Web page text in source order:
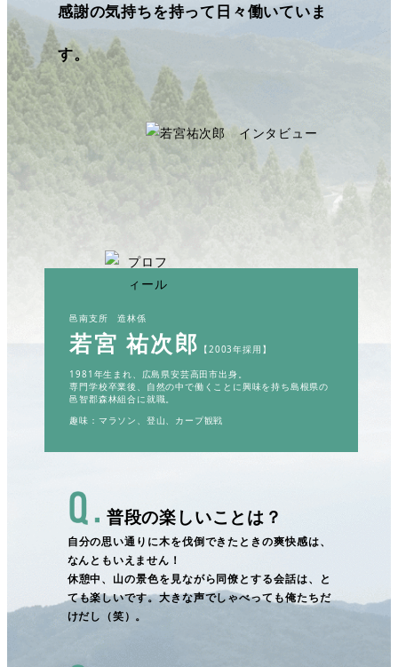
感謝の気持ちを持って日々働いていま
す。
邑南支所 造林係
若宮 祐次郎 【2003年採用】
1981年生まれ、広島県安芸高田市出身。
専門学校卒業後、自然の中で働くことに興味を持ち島根県の
邑智郡森林組合に就職。
趣味：マラソン、登山、カープ観戦
普段の楽しいことは？
自分の思い通りに木を伐倒できたときの爽快感は、
なんともいえません！
休憩中、山の景色を見ながら同僚とする会話は、と
ても楽しいです。大きな声でしゃべっても俺たちだ
けだし（笑）。